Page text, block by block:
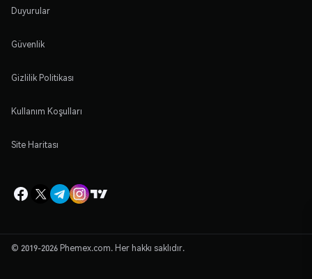
Duyurular
Güvenlik
Gizlilik Politikası
Kullanım Koşulları
Site Haritası
© 2019-2026 Phemex.com. Her hakkı saklıdır.